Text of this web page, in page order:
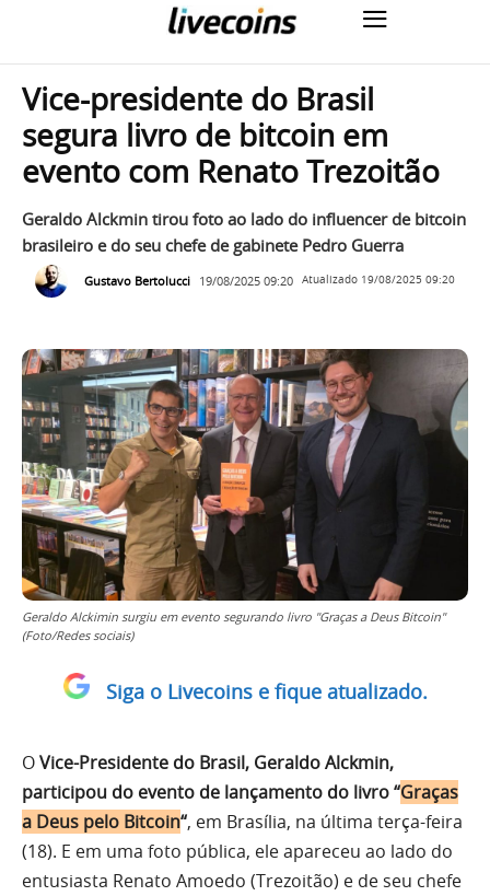
Vice-presidente do Brasil
segura livro de bitcoin em
evento com Renato Trezoitão
Geraldo Alckmin tirou foto ao lado do influencer de bitcoin
brasileiro e do seu chefe de gabinete Pedro Guerra
Gustavo Bertolucci 19/08/2025 09:20 Atualizado 19/08/2025 09:20
Geraldo Alckimin surgiu em evento segurando livro "Graças a Deus Bitcoin"
(Foto/Redes sociais)
Siga o Livecoins e fique atualizado.
OVice-Presidente do Brasil, Geraldo Alckmin,
participou do evento de lançamento do livro “Graças
a Deus pelo Bitcoin“, em Brasília, na última terça-feira
(18). E em uma foto pública, ele apareceu ao lado do
entusiasta Renato Amoedo (Trezoitão) e de seu chefe